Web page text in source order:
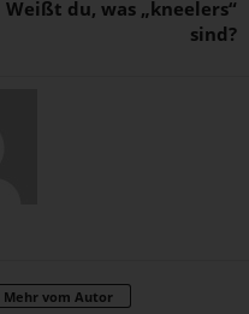
Weißt du, was „kneelers“
sind?
Mehr vom Autor